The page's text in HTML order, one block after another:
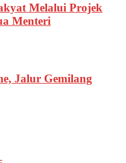
Melalui Projek
Menteri
Jalur Gemilang